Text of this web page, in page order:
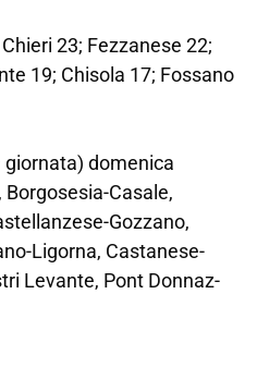
23; Fezzanese 22;
19; Chisola 17; Fossano
giornata) domenica
Casale,
Gozzano,
Ligorna, Castanese-
Levante, Pont Donnaz-